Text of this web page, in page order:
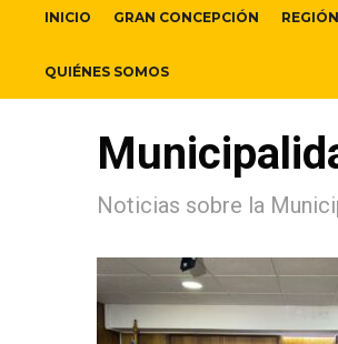
INICIO GRAN CONCEPCIÓN
QUIÉNES SOMOS
Noticias sobre la